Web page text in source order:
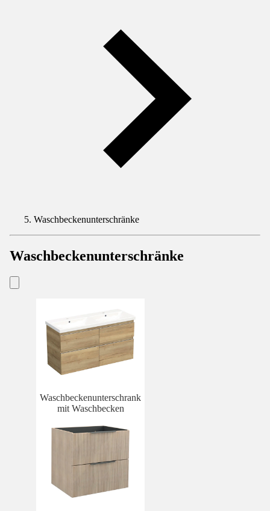
Waschbeckenunterschränke
Waschbeckenunterschränke
Waschbeckenunterschrank
mit Waschbecken